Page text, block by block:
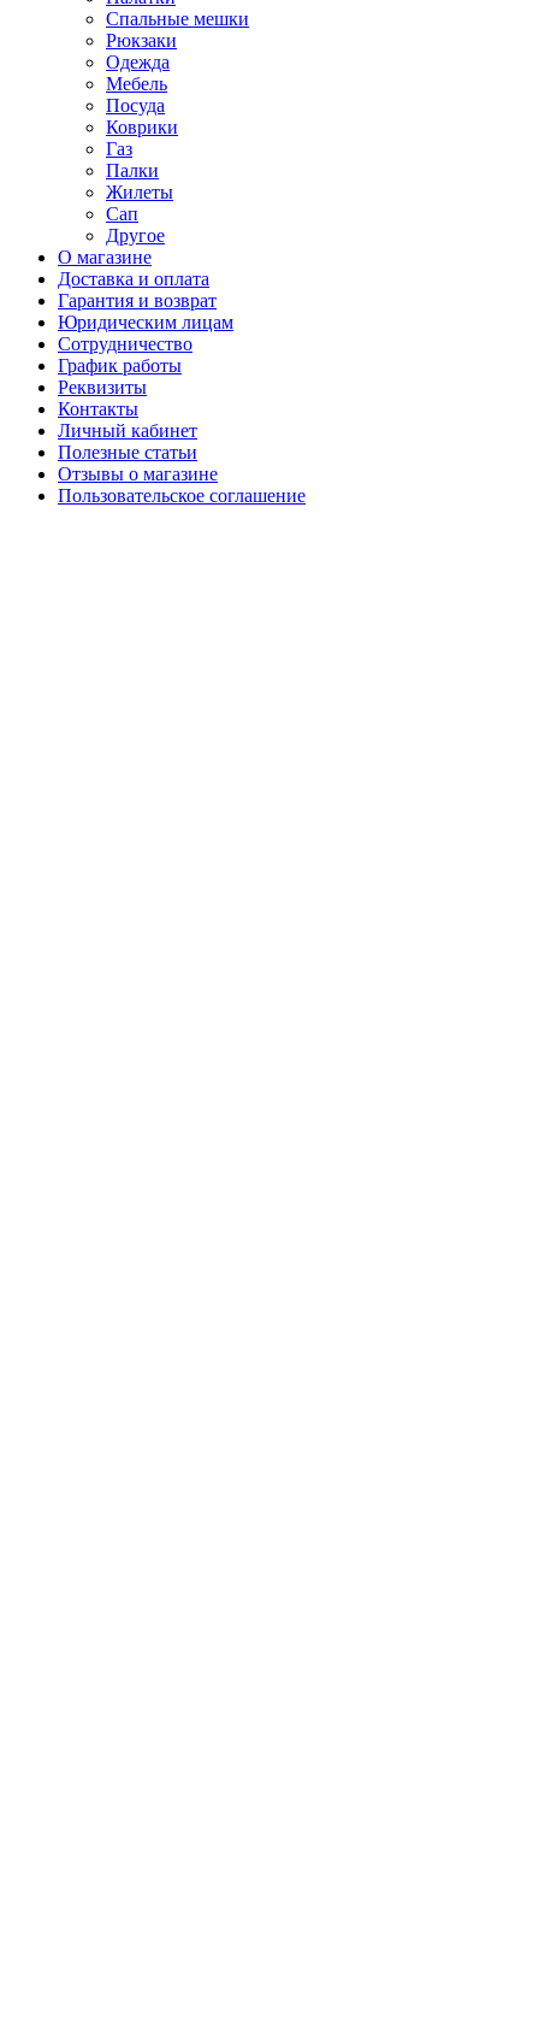
Спальные мешки
Рюкзаки
Одежда
Мебель
Посуда
Коврики
Газ
Палки
Жилеты
Сап
Другое
О магазине
Доставка и оплата
Гарантия и возврат
Юридическим лицам
Сотрудничество
График работы
Реквизиты
Контакты
Личный кабинет
Полезные статьи
Отзывы о магазине
Пользовательское соглашение